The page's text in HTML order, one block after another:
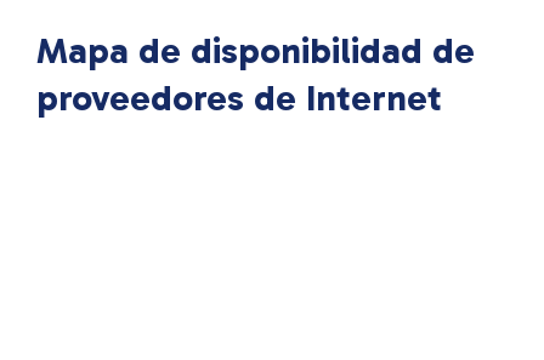
Mapa de disponibilidad de
proveedores de Internet